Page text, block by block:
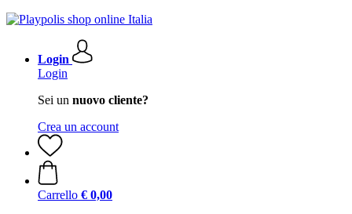
Login
Login
Sei un nuovo cliente?
Crea un account
Carrello € 0,00